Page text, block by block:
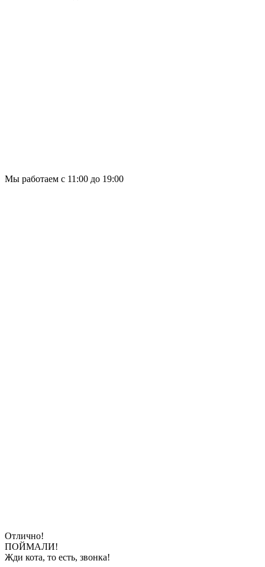
Мы работаем с 11:00 до 19:00
Отлично!
ПОЙМАЛИ!
Жди кота, то есть, звонка!